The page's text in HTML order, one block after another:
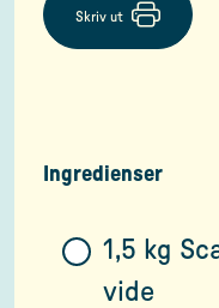
Skriv ut
Ingredienser
1,5 kg
vide